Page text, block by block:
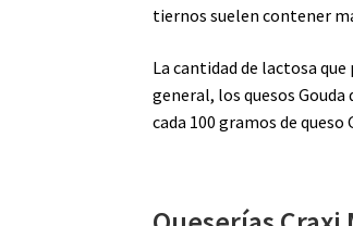
tiernos suelen contener
La cantidad de lactosa
general, los quesos
cada 100 gramos de queso